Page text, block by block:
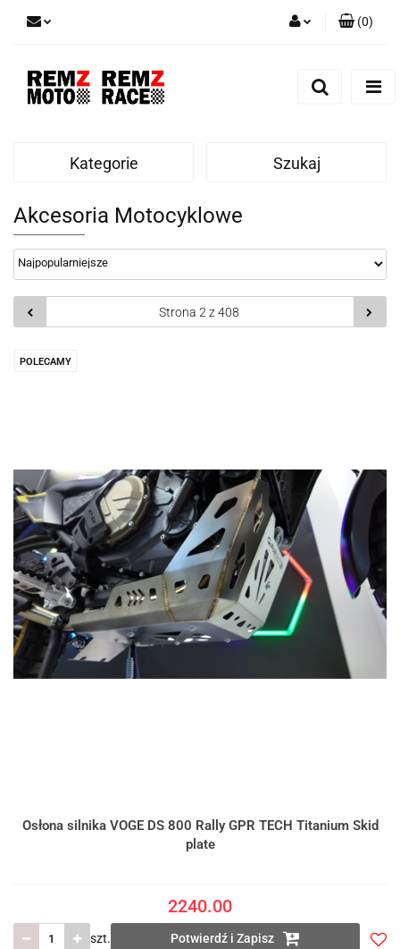
(0)
Kategorie Szukaj
Akcesoria Motocyklowe
POLECAMY
Osłona silnika VOGE DS 800 Rally GPR TECH Titanium Skid
plate
2240.00
szt. Potwierdź i Zapisz